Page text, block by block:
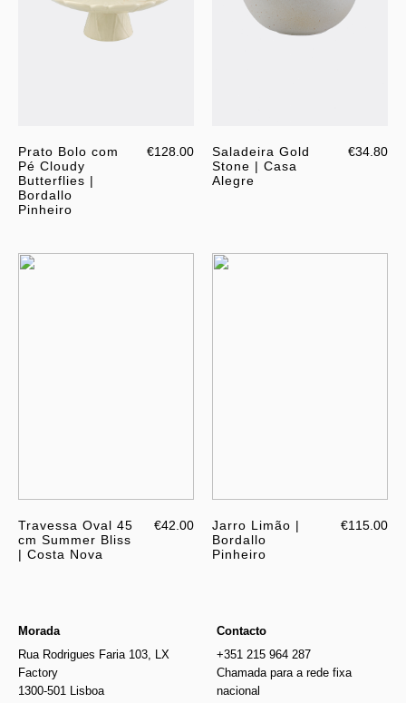
Prato Bolo com
Pé Cloudy
Butterflies |
Bordallo
Pinheiro
€128.00
Saladeira Gold
Stone | Casa
Alegre
€34.80
Travessa Oval 45
cm Summer Bliss
| Costa Nova
€42.00
Jarro Limão |
Bordallo
Pinheiro
€115.00
Morada
Rua Rodrigues Faria 103, LX
Factory
1300-501 Lisboa
Contacto
+351 215 964 287
Chamada para a rede fixa
nacional